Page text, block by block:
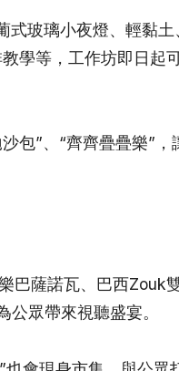
玻璃小夜燈、輕黏土
學等，工作坊即日起
包”、“齊齊疊疊樂”，
巴薩諾瓦、巴西Zouk雙
眾帶來視聽盛宴。